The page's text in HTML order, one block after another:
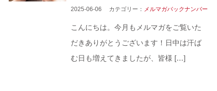
2025-06-06 カテゴリー： メルマガバックナンバー
こんにちは。今月もメルマガをご覧いた
だきありがとうございます！日中は汗ば
む日も増えてきましたが、皆様 […]